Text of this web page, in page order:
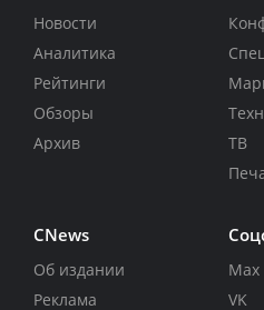
Новости
Аналитика
Рейтинги
Обзоры
Архив
ТВ
CNews
Об издании
Реклама
Max
VK